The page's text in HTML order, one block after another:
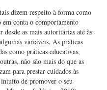
dizem respeito à forma como
em conta o comportamento
desde as mais autoritárias até às
variáveis. As práticas
como práticas educativas,
não são mais do que as
para prestar cuidados às
intuito de promover o seu